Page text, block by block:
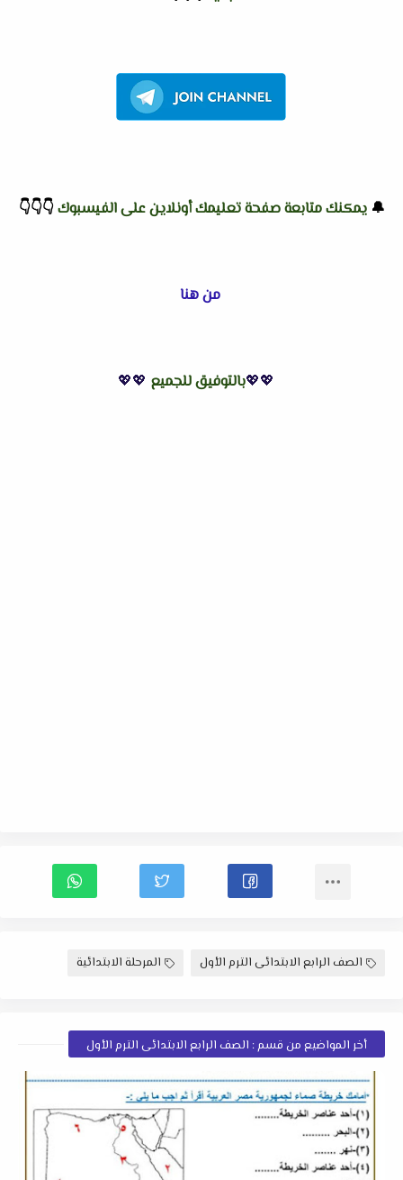
🔔يمكنك متابعة صفحة تعليمك أونلاين على الفيسبوك👇
👇
👇
من هنا
💖💖بالتوفيق للجميع 💖💖
الصف الرابع الابتدائى الترم الأول المرحلة الابتدائية
أخر المواضيع من قسم : الصف الرابع الابتدائى الترم الأول